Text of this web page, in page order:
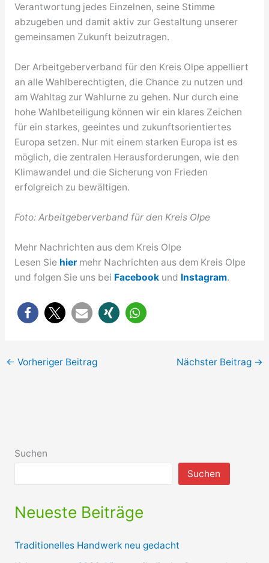
Verantwortung jedes Einzelnen, seine Stimme
abzugeben und damit aktiv zur Gestaltung unserer
gemeinsamen Zukunft beizutragen.
Der Arbeitgeberverband für den Kreis Olpe appelliert
an alle Wahlberechtigten, die Chance zu nutzen und
am Wahltag zur Wahlurne zu gehen. Nur durch eine
hohe Wahlbeteiligung können wir ein klares Zeichen
für ein starkes, geeintes und zukunftsorientiertes
Europa setzen. Nur mit einem starken Europa ist es
möglich, die zentralen Herausforderungen, wie den
Klimawandel und die Sicherung von Frieden
erfolgreich zu bewältigen.
Foto: Arbeitgeberverband für den Kreis Olpe
Mehr Nachrichten aus dem Kreis Olpe
Lesen Sie hiermehr Nachrichten aus dem Kreis Olpe
und folgen Sie uns bei Facebookund Instagram.
← Vorheriger Beitrag Nächster Beitrag →
Suchen
Suchen
Neueste Beiträge
Traditionelles Handwerk neu gedacht